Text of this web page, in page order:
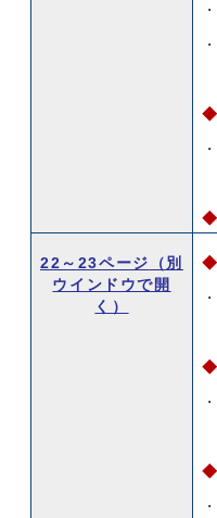
◆
◆
22～23ページ
（別
ウインドウで開
く）
◆
◆